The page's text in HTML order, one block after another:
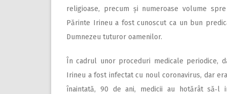
religioase, precum și numeroase volume
Părinte Irineu a fost cunoscut ca un bun
Dumnezeu tuturor oamenilor.
În cadrul unor proceduri medicale periodice,
Irineu a fost infectat cu noul coronavirus, dar
înaintată, 90 de ani, medicii au hotărât să‑l